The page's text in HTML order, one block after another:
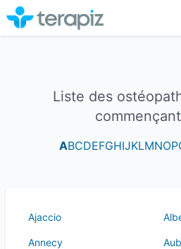
Liste des
ABCDEFGHIJKLMNOP
Ajaccio
Annecy